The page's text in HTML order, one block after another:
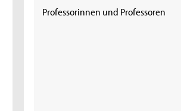
Professorinnen und Professoren